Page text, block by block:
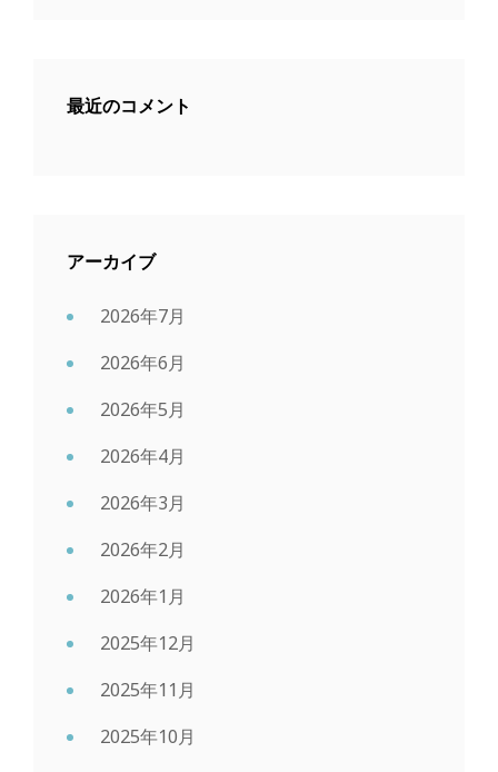
最近のコメント
アーカイブ
2026年7月
2026年6月
2026年5月
2026年4月
2026年3月
2026年2月
2026年1月
2025年12月
2025年11月
2025年10月